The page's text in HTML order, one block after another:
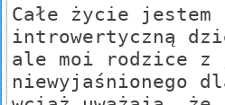
Całe życie jestem
introwertyczną
ale moi rodzice z
niewyjaśnionego